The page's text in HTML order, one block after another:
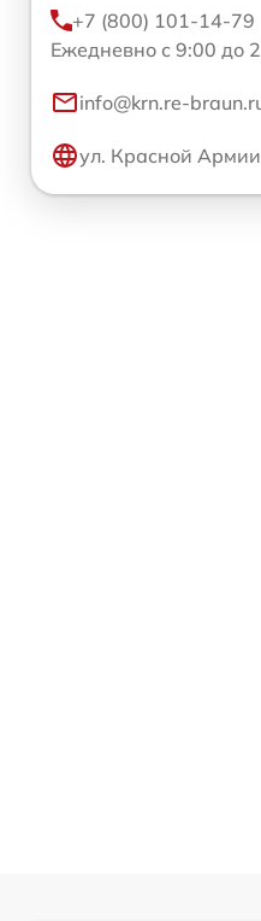
+7 (800) 101-14-79
Ежедневно с 9:00 до
info@krn.re-
ул. Красной